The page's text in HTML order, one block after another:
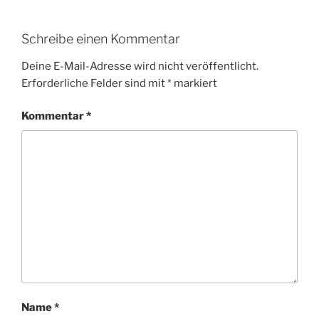
Schreibe einen Kommentar
Deine E-Mail-Adresse wird nicht veröffentlicht.
Erforderliche Felder sind mit* markiert
Kommentar*
Name*